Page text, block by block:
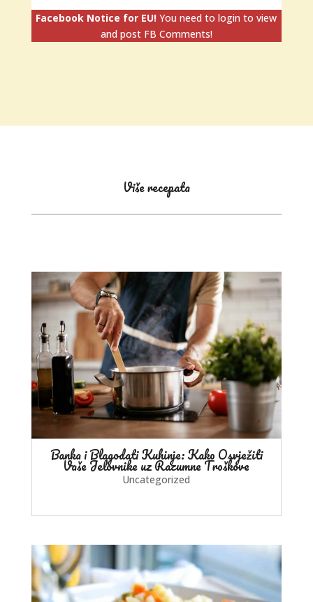
Facebook Notice for EU! You need to login to view
and post FB Comments!
Više recepata
Banka i Blagodati Kuhinje: Kako Osvježiti
Vaše Jelovnike uz Razumne Troškove
Uncategorized